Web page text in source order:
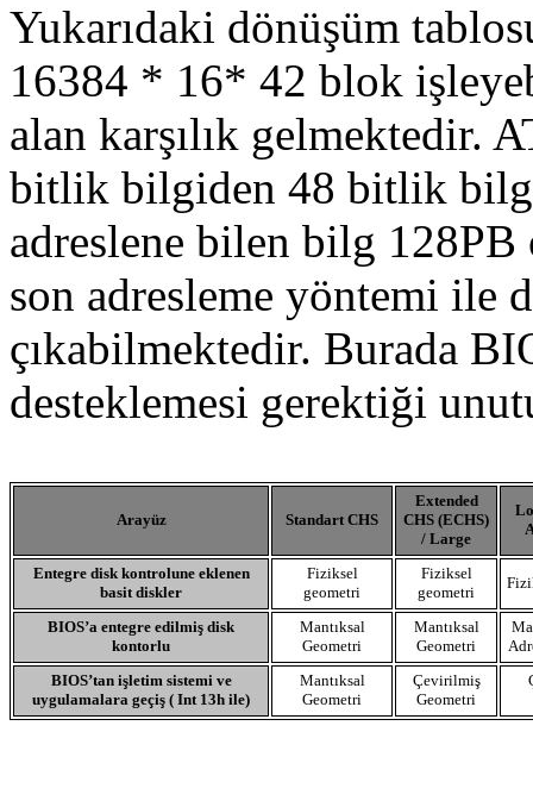
Yukarıdaki dönüşüm
16384 * 16* 42 blok
alan karşılık gelmektedir.
bitlik bilgiden 48 bitlik
adreslene bilen bilg
son adresleme yöntemi ile
çıkabilmektedir. Burada
desteklemesi gerektiği
Arayüz Standart CHS
Extended
CHS (ECHS)
/ Large
Entegre disk kontrolune eklenen
basit diskler
Fiziksel
geometri
Fiziksel
geometri
BIOS’a entegre edilmiş disk
kontorlu
Mantıksal
Geometri
Mantıksal
Geometri
BIOS’tan işletim sistemi ve
uygulamalara geçiş ( Int 13h ile)
Mantıksal
Geometri
Çevirilmiş
Geometri